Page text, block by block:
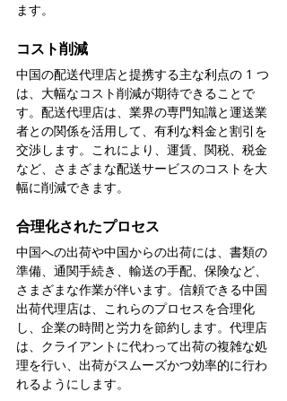
ます。
コスト削減
中国の配送代理店と提携する主な利点の 1 つ
は、大幅なコスト削減が期待できることで
す。配送代理店は、業界の専門知識と運送業
者との関係を活用して、有利な料金と割引を
交渉します。これにより、運賃、関税、税金
など、さまざまな配送サービスのコストを大
幅に削減できます。
合理化されたプロセス
中国への出荷や中国からの出荷には、書類の
準備、通関手続き、輸送の手配、保険など、
さまざまな作業が伴います。信頼できる中国
出荷代理店は、これらのプロセスを合理化
し、企業の時間と労力を節約します。代理店
は、クライアントに代わって出荷の複雑な処
理を行い、出荷がスムーズかつ効率的に行わ
れるようにします。